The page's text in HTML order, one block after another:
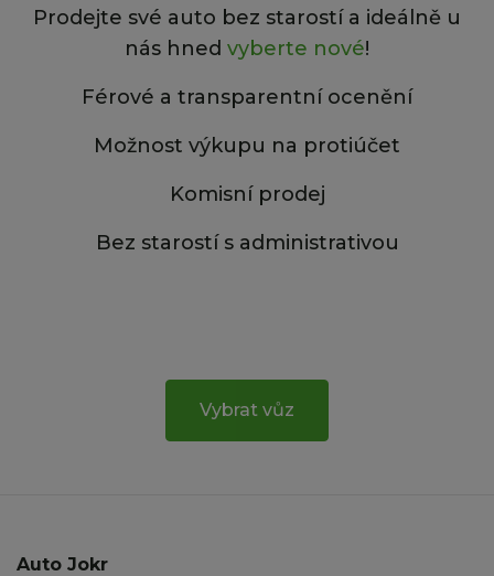
Prodejte své auto bez starostí a ideálně u
nás hned vyberte nové!
Férové a transparentní ocenění
Možnost výkupu na protiúčet
Komisní prodej
Bez starostí s administrativou
Vybrat vůz
Auto Jokr